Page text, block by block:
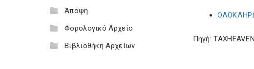
Άποψη
Φορολογικό Αρχείο
Βιβλιοθήκη Αρχείων
Πηγή: TAXHEAVEN